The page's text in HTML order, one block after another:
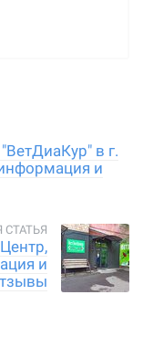
в г.
и
и